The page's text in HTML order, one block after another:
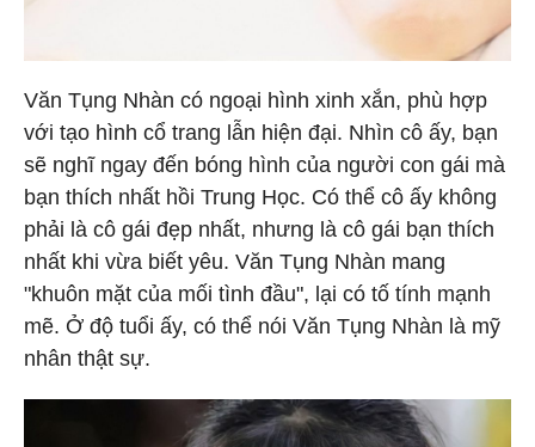
Văn Tụng Nhàn có ngoại hình xinh xắn, phù hợp
với tạo hình cổ trang lẫn hiện đại. Nhìn cô ấy, bạn
sẽ nghĩ ngay đến bóng hình của người con gái mà
bạn thích nhất hồi Trung Học. Có thể cô ấy không
phải là cô gái đẹp nhất, nhưng là cô gái bạn thích
nhất khi vừa biết yêu. Văn Tụng Nhàn mang
"khuôn mặt của mối tình đầu", lại có tố tính mạnh
mẽ. Ở độ tuổi ấy, có thể nói Văn Tụng Nhàn là mỹ
nhân thật sự.